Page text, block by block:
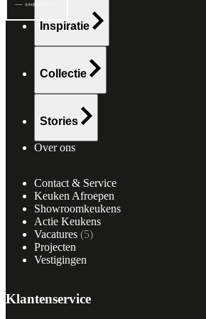
Inspiratie
Collectie
Stories
Over ons
Contact & Service
Keuken Afroepen
Showroomkeukens
Actie Keukens
Vacatures (5)
Projecten
Vestigingen
Klantenservice